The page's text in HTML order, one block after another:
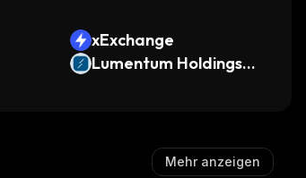
xExchange
Lumentum Holdings
Mehr anzeigen